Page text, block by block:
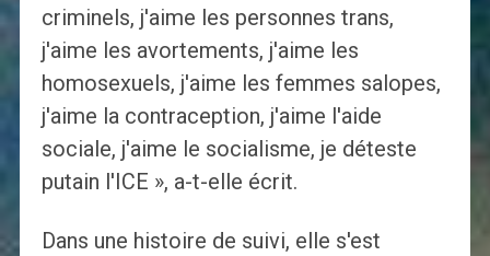
criminels, j'aime les personnes trans,
j'aime les avortements, j'aime les
homosexuels, j'aime les femmes salopes,
j'aime la contraception, j'aime l'aide
sociale, j'aime le socialisme, je déteste
putain l'ICE », a-t-elle écrit.
Dans une histoire de suivi, elle s'est